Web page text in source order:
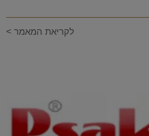
לקריאת המאמר >